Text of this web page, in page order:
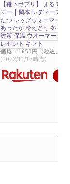
【靴下サプリ】 まるでこ
マー | 岡本 レディース 温
たつ レッグウォーマー
あったか 冷えとり 冬 暖
対策 保温 ウオーマー 足
レゼント ギフト
価格：1650円（税込、送
(2022/11/17時点)